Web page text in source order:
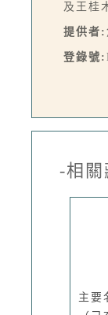
及王桂
提供者:
登錄號:
-相關
主要